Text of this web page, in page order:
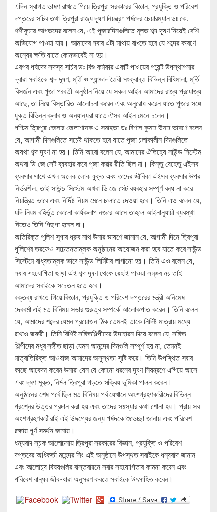
এদিন স্বাগত ভাষণ রাখতে গিয়ে ত্রিপুরা সরকারের বিজ্ঞান, প্রযুক্তি ও পরিবেশ
দপ্তরের সচিব তথা ত্রিপুরা রাজ্য দূষণ নিয়ন্ত্রণ পর্ষদের চেয়ারম্যান ডঃ কে.
শশীকুমার আগতদের বলেন যে, এই পূজারদিনগুলিতে মূলত শব্দ দূষণ নিয়েই বেশি
অভিযোগ পাওয়া যায়। আমাদের সবার এটা মাথায় রাখতে হবে যে শব্দের কারণে
অন্যের ক্ষতি যাতে কোনভাবেই না হয়।
এরপর পর্ষদের সদস্য সচিব ডঃ বিশু কর্মকার একটি পাওয়ের পয়েন্ট উপস্থাপনার
দ্বারা সবাইকে শব্দ দূষণ, মূর্তি ও প্যান্ডাল তৈরী সংক্রান্ত বিভিন্ন বিধিমালা, মূর্তি
বিসর্জন এবং পূজা পরবর্তী অনুষ্ঠান নিয়ে যে সকল আইন আমাদের রাজ্য প্রযোজ্য
আছে, তা নিয়ে বিস্তারিত আলোচনা করেন এবং অনুরোধ করেন যাতে পূজার সঙ্গে
যুক্ত বিভিন্ন ক্লাব ও অন্যান্যরা যাতে ঐসব আইন মেনে চলেন।
পশ্চিম ত্রিপুরা জেলার জেলাশাসক ও সমাহতা ডঃ বিশাল কুমার উনার ভাষণে বলেন
যে, আগামী দিনগুলিতে সচেষ্ট থাকতে হবে যাতে পূজা চলাকালীন দিনগুলিতে
অযথা শব্দ দূষণ না হয়। তিনি আরো বলেন যে, আমাদের ঐতিহ্যে সাউন্ড সিস্টেম
অথবা ডি জে সেট ব্যবহার করে পূজা করার রীতি ছিল না। কিন্তু যেহেতু এইসব
ব্যবসার সাথে এখন অনেক লোক যুক্ত এবং তাদের জীবিকা এইসব ব্যবসার উপর
নির্ভরশীল, তাই সাউন্ড সিস্টেম অথবা ডি জে সেট ব্যবহার সম্পূর্ণ বন্ধ না করে
নিয়ন্ত্রিত ভাবে এবং নির্দিষ্ট নিয়ম মেনে চালাতে দেওয়া হবে। তিনি এও বলেন যে,
যদি নিয়ম বহির্ভূত কোনো কার্যকলাপ নজরে আসে তাহলে আইনানুযায়ী ব্যবস্থা
নিতেও তিনি পিছপা হবেন না।
অতিরিক্ত পুলিশ সুপার ধ্রুব নাথ উনার ভাষণে জানান যে, আগামী দিনে ত্রিপুরা
পুলিশের তরফেও সচেতনতামূলক অনুষ্ঠানের আয়োজন করা হবে যাতে করে সাউন্ড
সিস্টেমে বাধ্যতামূলক ভাবে সাউন্ড লিমিটার লাগানো হয়। তিনি এও বলেন যে,
সবার সহযোগিতা ছাড়া এই শব্দ দূষণ থেকে রেহাই পাওয়া সম্ভব নয় তাই
আমাদের সবাইকে সচেতন হতে হবে।
বক্তব্য রাখতে গিয়ে বিজ্ঞান, প্রযুক্তি ও পরিবেশ দপ্তরের মন্ত্রী অনিমেষ
দেববর্মা এই মত বিনিময় সভার গুরুত্ব সম্পর্কে আলোকপাত করেন। তিনি বলেন
যে, আমাদের শব্দের যেমন প্রয়োজন ঠিক তেমনই তাকে নির্দিষ্ট মাত্রায় মধ্যে
রাখাও জরুরী। তিনি বিশিষ্ট সঙ্গিতশিল্পীদের উদাহারন দিয়ে বলেন যে, সঙ্গিত
শিল্পীদের মধুর সঙ্গীত ছাড়া যেমন আনন্দের দিনগুলি সম্পূর্ণ হয় না, তেমনই
মাত্রাতিরিক্ত আওয়াজ আমাদের অসুস্থতা সৃষ্টি করে। তিনি উপস্থিত সবার
কাছে আবেদন করেন উনারা যেন যে কোনো ধরনের দূষণ নিয়ন্ত্রণে এগিয়ে আসে
এবং দূষণ মুক্ত, নির্মল ত্রিপুরা গড়তে সক্রিয় ভূমিকা পালন করেন।
অনুষ্ঠানের শেষ পর্বে ছিল মত বিনিময় পর্ব যেখানে অংশগ্রহণকারীদের বিভিন্ন
প্রশ্নের উত্তর প্রদান করা হয় এবং তাদের সমস্যার কথা শোনা হয়। প্রায় সব
অংশগ্রহণকারীরাই এই উদ্দগ্যের জন্য পর্ষদকে শুভেচ্ছা জানায় এবং পরিবেশ
রক্ষায় পূর্ণ সমর্থন জানায়।
ধন্যবাদ সূচক আলোচনায় ত্রিপুরা সরকারের বিজ্ঞান, প্রযুক্তি ও পরিবেশ
দপ্তরের অধিকর্তা মহেন্দর সিং এই অনুষ্ঠানে উপস্থত সবাইকে ধন্যবাদ জানান
এবং আলোচ্য বিষয়গুলির বাস্তবায়নে সবার সহযোগিতার কামনা করেন এবং
পরিবেশ বান্ধব জীবনধারা অনুসরণ করতে সবাইকে উৎসাহিত করেন।